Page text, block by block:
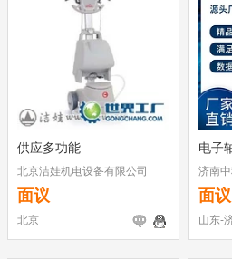
供应多功能
北京洁娃机电设备有限公司
面议
北京
电子
济南
面议
山东-